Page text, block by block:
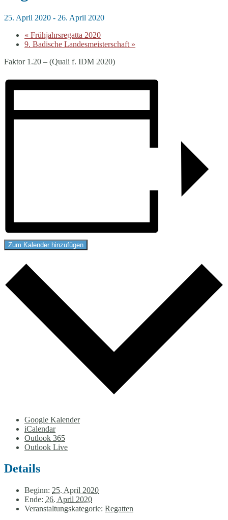
25. April 2020 - 26. April 2020
« Frühjahrsregatta 2020
9. Badische Landesmeisterschaft »
Faktor 1.20 – (Quali f. IDM 2020)
Zum Kalender hinzufügen
Google Kalender
iCalendar
Outlook 365
Outlook Live
Details
Beginn: 25. April 2020
Ende: 26. April 2020
Veranstaltungskategorie: Regatten